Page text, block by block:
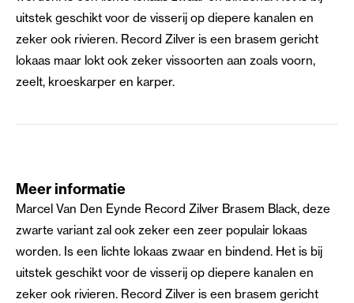
uitstek geschikt voor de visserij op diepere kanalen en
zeker ook rivieren. Record Zilver is een brasem gericht
lokaas maar lokt ook zeker vissoorten aan zoals voorn,
zeelt, kroeskarper en karper.
Meer informatie
Marcel Van Den Eynde Record Zilver Brasem Black, deze
zwarte variant zal ook zeker een zeer populair lokaas
worden. Is een lichte lokaas zwaar en bindend. Het is bij
uitstek geschikt voor de visserij op diepere kanalen en
zeker ook rivieren. Record Zilver is een brasem gericht